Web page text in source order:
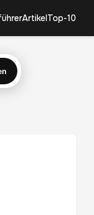
ArtikelTop-10